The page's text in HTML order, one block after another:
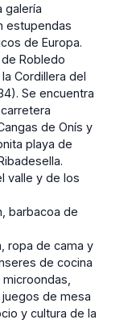
galería
estupendas
de Europa.
Robledo
Cordillera del
Se encuentra
de Onís y
playa de
valle y de los
barbacoa de
ropa de cama y
de cocina
juegos de mesa
y cultura de la